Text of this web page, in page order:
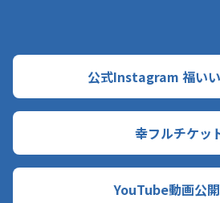
公式Instagram 福い
幸フルチケッ
YouTube動画公開